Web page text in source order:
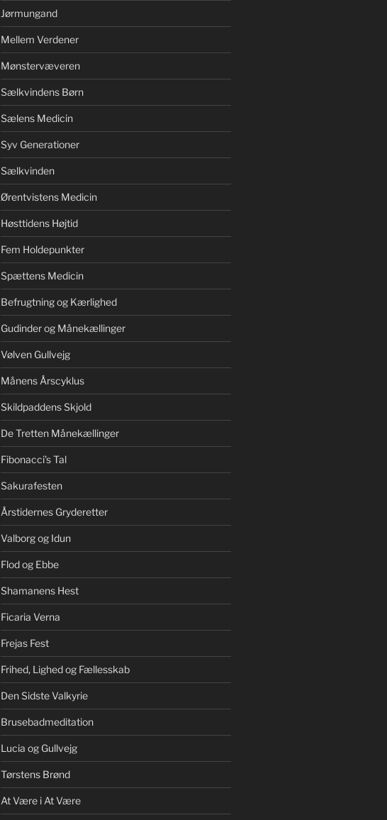
Jørmungand
Mellem Verdener
Mønstervæveren
Sælkvindens Børn
Sælens Medicin
Syv Generationer
Sælkvinden
Ørentvistens Medicin
Høsttidens Højtid
Fem Holdepunkter
Spættens Medicin
Befrugtning og Kærlighed
Gudinder og Månekællinger
Vølven Gullvejg
Månens Årscyklus
Skildpaddens Skjold
De Tretten Månekællinger
Fibonacci’s Tal
Sakurafesten
Årstidernes Gryderetter
Valborg og Idun
Flod og Ebbe
Shamanens Hest
Ficaria Verna
Frejas Fest
Frihed, Lighed og Fællesskab
Den Sidste Valkyrie
Brusebadmeditation
Lucia og Gullvejg
Tørstens Brønd
At Være i At Være